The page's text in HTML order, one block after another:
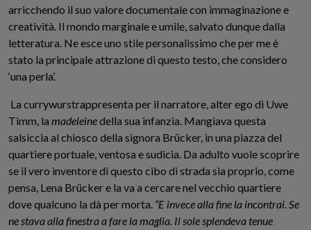
arricchendo il suo valore documentale con immaginazione e
creatività. Il mondo marginale e umile, salvato dunque dalla
letteratura. Ne esce uno stile personalissimo che per me è
stato la principale attrazione di questo testo, che considero
‘una perla’.
La currywurstrappresenta per il narratore, alter ego di Uwe
Timm, la madeleinedella sua infanzia. Mangiava questa
salsiccia al chiosco della signora Brücker, in una piazza del
quartiere portuale, ventosa e sudicia. Da adulto vuole scoprire
se il vero inventore di questo cibo di strada sia proprio, come
pensa, Lena Brücker e la va a cercare nel vecchio quartiere
dove qualcuno la dà per morta. “E invece alla fine la incontrai. Se
ne stava alla finestra a fare la maglia. Il sole splendeva tenue